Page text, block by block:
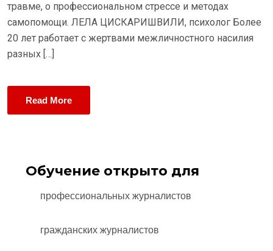
травме, о профессиональном стрессе и методах
самопомощи. ЛЕЛА ЦИСКАРИШВИЛИ, психолог Более
20 лет работает с жертвами межличностного насилия
разных […]
Read More
Обучение открыто для
профессиональных журналистов
гражданских журналистов